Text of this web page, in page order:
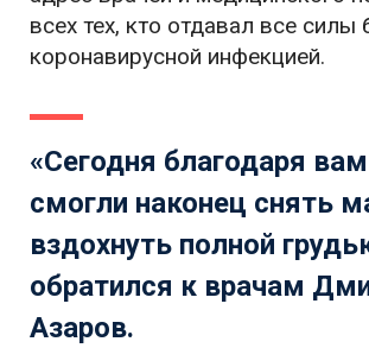
всех тех, кто отдавал все силы
коронавирусной инфекцией.
«Сегодня благодаря
смогли наконец снять
вздохнуть полной
обратился к врачам
Азаров.